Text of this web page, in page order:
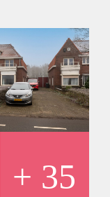
een ideale woning
+ 35